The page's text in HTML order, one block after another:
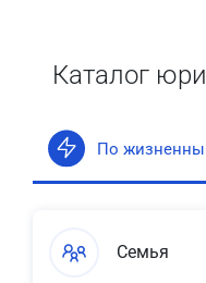
Каталог
По
Семья